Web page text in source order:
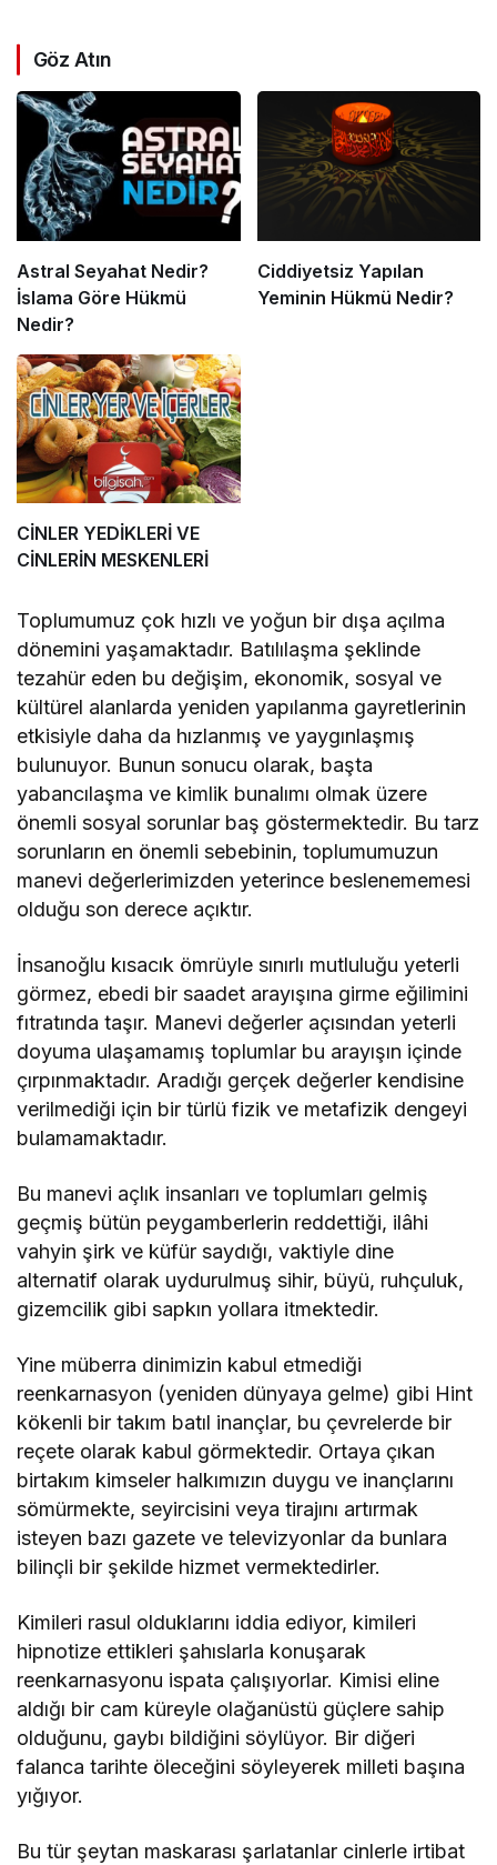
Göz Atın
Astral Seyahat Nedir?
İslama Göre Hükmü
Nedir?
Ciddiyetsiz Yapılan
Yeminin Hükmü Nedir?
CİNLER YEDİKLERİ VE
CİNLERİN MESKENLERİ
Toplumumuz çok hızlı ve yoğun bir dışa açılma
dönemini yaşamaktadır. Batılılaşma şeklinde
tezahür eden bu değişim, ekonomik, sosyal ve
kültürel alanlarda yeniden yapılanma gayretlerinin
etkisiyle daha da hızlanmış ve yaygınlaşmış
bulunuyor. Bunun sonucu olarak, başta
yabancılaşma ve kimlik bunalımı olmak üzere
önemli sosyal sorunlar baş göstermektedir. Bu tarz
sorunların en önemli sebebinin, toplumumuzun
manevi değerlerimizden yeterince beslenememesi
olduğu son derece açıktır.
İnsanoğlu kısacık ömrüyle sınırlı mutluluğu yeterli
görmez, ebedi bir saadet arayışına girme eğilimini
fıtratında taşır. Manevi değerler açısından yeterli
doyuma ulaşamamış toplumlar bu arayışın içinde
çırpınmaktadır. Aradığı gerçek değerler kendisine
verilmediği için bir türlü fizik ve metafizik dengeyi
bulamamaktadır.
Bu manevi açlık insanları ve toplumları gelmiş
geçmiş bütün peygamberlerin reddettiği, ilâhi
vahyin şirk ve küfür saydığı, vaktiyle dine
alternatif olarak uydurulmuş sihir, büyü, ruhçuluk,
gizemcilik gibi sapkın yollara itmektedir.
Yine müberra dinimizin kabul etmediği
reenkarnasyon (yeniden dünyaya gelme) gibi Hint
kökenli bir takım batıl inançlar, bu çevrelerde bir
reçete olarak kabul görmektedir. Ortaya çıkan
birtakım kimseler halkımızın duygu ve inançlarını
sömürmekte, seyircisini veya tirajını artırmak
isteyen bazı gazete ve televizyonlar da bunlara
bilinçli bir şekilde hizmet vermektedirler.
Kimileri rasul olduklarını iddia ediyor, kimileri
hipnotize ettikleri şahıslarla konuşarak
reenkarnasyonu ispata çalışıyorlar. Kimisi eline
aldığı bir cam küreyle olağanüstü güçlere sahip
olduğunu, gaybı bildiğini söylüyor. Bir diğeri
falanca tarihte öleceğini söyleyerek milleti başına
yığıyor.
Bu tür şeytan maskarası şarlatanlar cinlerle irtibat